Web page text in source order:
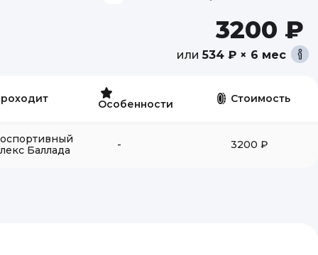
3200 ₽
или534 ₽ × 6 мес
Особенности Стоимость
Баллада
- 3200 ₽